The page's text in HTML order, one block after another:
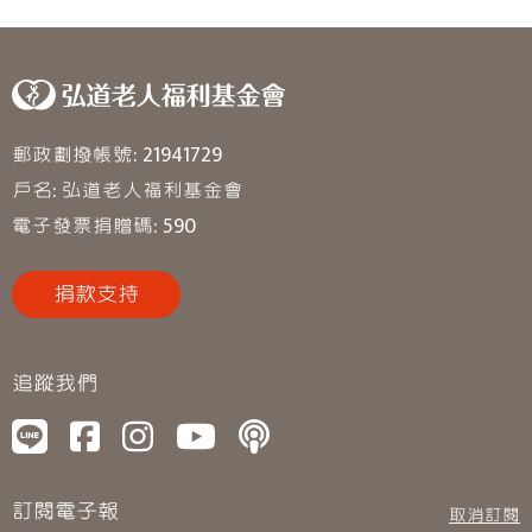
郵政劃撥帳號: 21941729
戶名: 弘道老人福利基金會
電子發票捐贈碼: 590
捐款支持
追蹤我們
訂閱電子報 取消訂閱